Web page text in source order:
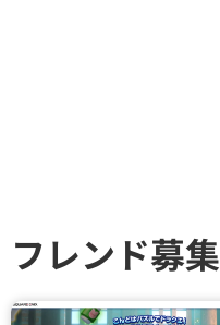
フレンド募集